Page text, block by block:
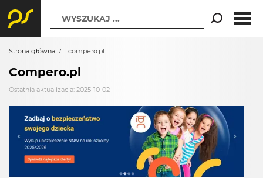
WYSZUKAJ ...
Strona główna compero.pl
Compero.pl
Ostatnia aktualizacja: 2025-10-02